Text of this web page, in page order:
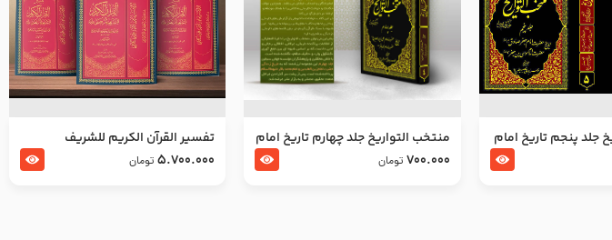
جلد پنجم تاریخ امام
موسی بن جعفر
منتخب التواریخ جلد چهارم تاریخ امام
زین العابدین و امام محمد باقر
700.000 تومان
تفسير القرآن الكريم للشريف
المرتضي قدس سرّه
5.700.000 تومان